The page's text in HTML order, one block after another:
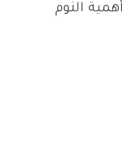
النوم